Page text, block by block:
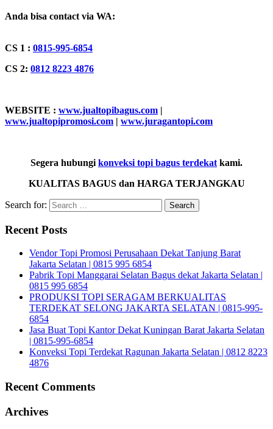
Anda bisa contact via WA:
CS 1 : 0815-995-6854
CS 2: 0812 8223 4876
WEBSITE : www.jualtopibagus.com |
www.jualtopipromosi.com | www.juragantopi.com
Segera hubungi konveksi topi bagus terdekat kami.
KUALITAS BAGUS dan HARGA TERJANGKAU
Search for:
Recent Posts
Vendor Topi Promosi Perusahaan Dekat Tanjung Barat
Jakarta Selatan | 0815 995 6854
Pabrik Topi Manggarai Selatan Bagus dekat Jakarta Selatan |
0815 995 6854
PRODUKSI TOPI SERAGAM BERKUALITAS
TERDEKAT SELONG JAKARTA SELATAN | 0815-995-
6854
Jasa Buat Topi Kantor Dekat Kuningan Barat Jakarta Selatan
| 0815-995-6854
Konveksi Topi Terdekat Ragunan Jakarta Selatan | 0812 8223
4876
Recent Comments
Archives